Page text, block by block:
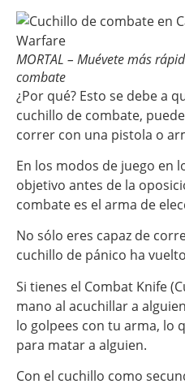
MORTAL – Muévete más
combate
¿Por qué? Esto se debe a
cuchillo de combate,
correr con una pistola o
En los modos de juego en
objetivo antes de la
combate es el arma de
No sólo eres capaz de
cuchillo de pánico ha
Si tienes el Combat Knife
mano al acuchillar a
lo golpees con tu arma, lo
para matar a alguien.
Con el cuchillo como